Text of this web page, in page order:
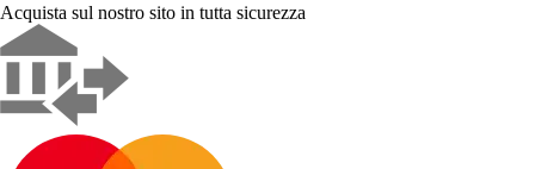
Acquista sul nostro sito in tutta sicurezza